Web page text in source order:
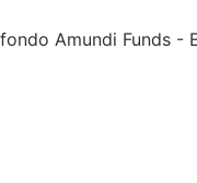
Amundi Funds -